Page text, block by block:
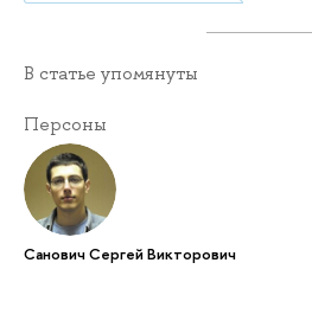
В статье упомянуты
Персоны
Санович Сергей Викторович